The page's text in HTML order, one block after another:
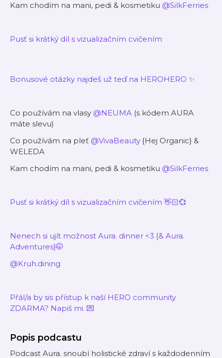
Kam chodím na mani, pedi & kosmetiku @SilkFerries
Pusť si krátký díl s vizualizačním cvičením
Bonusové otázky najdeš už teď na HEROHERO ✨
Co používám na vlasy @NEUMA (s kódem AURA
máte slevu)
Co používám na pleť @VivaBeauty {Hej Organic} &
WELEDA
Kam chodím na mani, pedi & kosmetiku @SilkFerries
Pusť si krátký díl s vizualizačním cvičením 👋🏻💞
Nenech si ujít možnost Aura. dinner <3 {& Aura.
Adventures}🤭
@Kruh.dining
Přál/a by sis přístup k naší HERO community
ZDARMA? Napiš mi. 💌
Popis podcastu
Podcast Aura. snoubí holistické zdraví s každodenním